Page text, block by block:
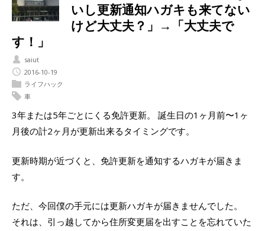
いし更新通知ハガキも来てない
けど大丈夫？」→「大丈夫で
す！」
saiut
2016-10-19
ライフハック
車
3年または5年ごとにくる免許更新。 誕生日の1ヶ月前〜1ヶ
月後の計2ヶ月が更新出来るタイミングです。
更新時期が近づくと、免許更新を通知するハガキが届きま
す。
ただ、今回僕の手元には更新ハガキが届きませんでした。
それは、引っ越してから住所変更届を出すことを忘れていた